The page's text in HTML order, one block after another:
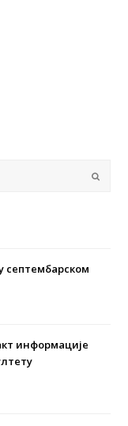
септембарском
информације